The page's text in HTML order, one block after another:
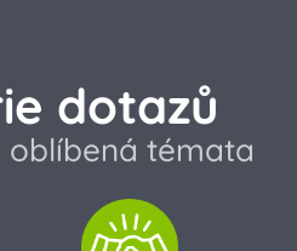
dotazů
oblíbená témata